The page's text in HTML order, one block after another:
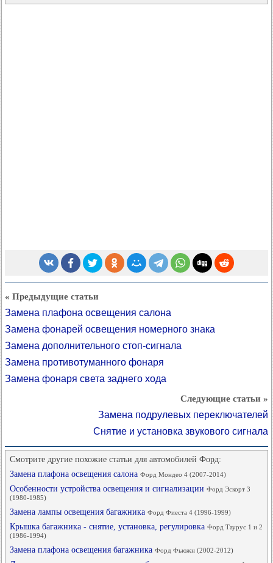
« Предыдущие статьи
Замена плафона освещения салона
Замена фонарей освещения номерного знака
Замена дополнительного стоп-сигнала
Замена противотуманного фонаря
Замена фонаря света заднего хода
Следующие статьи »
Замена подрулевых переключателей
Снятие и установка звукового сигнала
Смотрите другие похожие статьи для автомобилей Форд:
Замена плафона освещения салона Форд Мондео 4 (2007-2014)
Особенности устройства освещения и сигнализации Форд Эскорт 3
(1980-1985)
Замена лампы освещения багажника Форд Фиеста 4 (1996-1999)
Крышка багажника - снятие, установка, регулировка Форд Таурус 1 и 2
(1986-1994)
Замена плафона освещения багажника Форд Фьюжн (2002-2012)